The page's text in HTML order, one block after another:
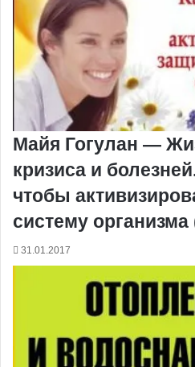
Майя Гогулан —
кризиса и
чтобы
систему
31.01.2017